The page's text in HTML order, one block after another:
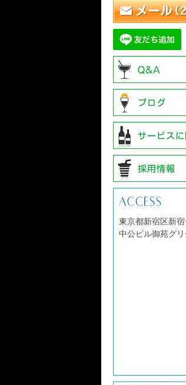
東京都新宿区新
中公ビル御苑グ